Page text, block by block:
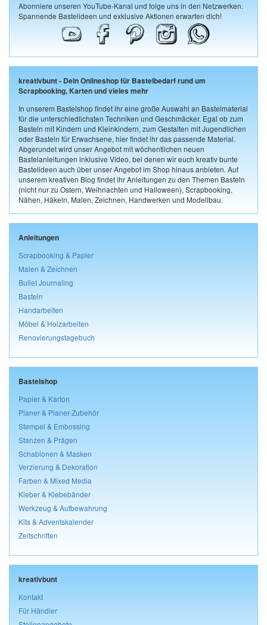
Abonniere unseren YouTube-Kanal und folge uns in den Netzwerken.
Spannende Bastelideen und exklusive Aktionen erwarten dich!
kreativbunt - Dein Onlineshop für Bastelbedarf rund um
Scrapbooking, Karten und vieles mehr
In unserem Bastelshop findet ihr eine große Auswahl an Bastelmaterial
für die unterschiedlichsten Techniken und Geschmäcker. Egal ob zum
Basteln mit Kindern und Kleinkindern, zum Gestalten mit Jugendlichen
oder Basteln für Erwachsene, hier findet ihr das passende Material.
Abgerundet wird unser Angebot mit wöchentlichen neuen
Bastelanleitungen inklusive Video, bei denen wir euch kreativ bunte
Bastelideen auch über unser Angebot im Shop hinaus anbieten. Auf
unserem kreativen Blog findet ihr Anleitungen zu den Themen Basteln
(nicht nur zu Ostern, Weihnachten und Halloween), Scrapbooking,
Nähen, Häkeln, Malen, Zeichnen, Handwerken und Modellbau.
Anleitungen
Scrapbooking & Papier
Malen & Zeichnen
Bullet Journaling
Basteln
Handarbeiten
Möbel & Holzarbeiten
Renovierungstagebuch
Bastelshop
Papier & Karton
Planer & Planer-Zubehör
Stempel & Embossing
Stanzen & Prägen
Schablonen & Masken
Verzierung & Dekoration
Farben & Mixed Media
Kleber & Klebebänder
Werkzeug & Aufbewahrung
Kits & Adventskalender
Zeitschriften
kreativbunt
Kontakt
Für Händler